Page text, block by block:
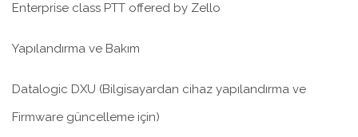
Enterprise class PTT offered by Zello
Yapılandırma ve Bakım
Datalogic DXU (Bilgisayardan cihaz yapılandırma ve
Firmware güncelleme için)